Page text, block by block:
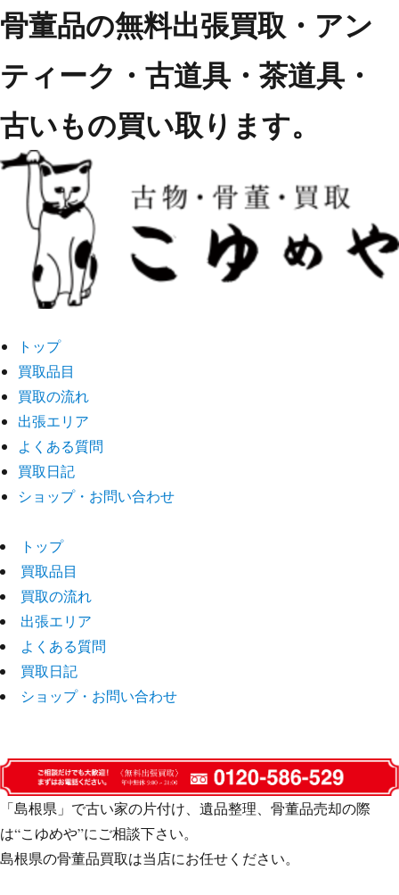
骨董品の無料出張買取・アン
ティーク・古道具・茶道具・
古いもの買い取ります。
トップ
買取品目
買取の流れ
出張エリア
よくある質問
買取日記
ショップ・お問い合わせ
トップ
買取品目
買取の流れ
出張エリア
よくある質問
買取日記
ショップ・お問い合わせ
「島根県」で古い家の片付け、遺品整理、骨董品売却の際
は“こゆめや”にご相談下さい。
島根県の骨董品買取は当店にお任せください。